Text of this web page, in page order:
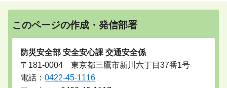
このページの作成・発信部署
防災安全部 安全安心課 交通安全係
〒181-0004 東京都三鷹市新川六丁目37番1号
電話：0422-45-1116